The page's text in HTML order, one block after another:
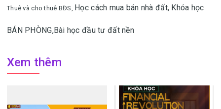
Thuê và cho thuê BĐS, Học cách mua bán nhà đất, Khóa học
BÁN PHÒNG,Bài học đầu tư đất nền
Xem thêm